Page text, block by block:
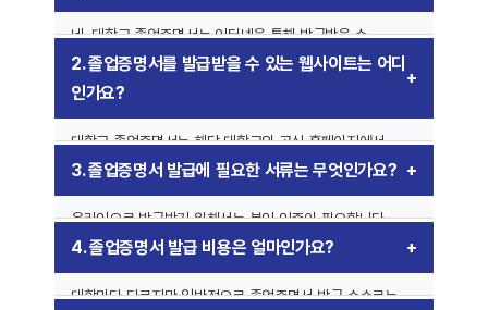
네, 대학교 졸업증명서는 인터넷을 통해 발급받을 수
있습니다. 대부분의 국내 대학교에서는 온라인 증명서 발급
시스템을 운영하고 있으며, 대학교 공식 홈페이지에서
정부24(www.gov.kr) 또는 한국대학교육협의회의
학력증명 발급 시스템을 통해서도 발급이 가능합니다.
2. 졸업증명서를 발급받을 수 있는 웹사이트는 어디
인가요?
대학교 졸업증명서는 해당 대학교의 공식 홈페이지에서
제공하는 증명서 발급 시스템을 통해 발급받을 수 있습니다.
(www.uwayapply.com)에서도 발급이 가능합니다.
3. 졸업증명서 발급에 필요한 서류는 무엇인가요?
온라인으로 발급받기 위해서는 본인 인증이 필요합니다.
공동인증서(구 공인인증서), 금융인증서, 간편인증
4. 졸업증명서 발급 비용은 얼마인가요?
대학마다 다르지만 일반적으로 졸업증명서 발급 수수료는